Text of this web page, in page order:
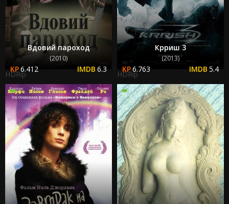
Вдовий пароход
(2010)
6.412 6.3
HDRip
Крриш 3
(2013)
6.763 5.4
HDRip